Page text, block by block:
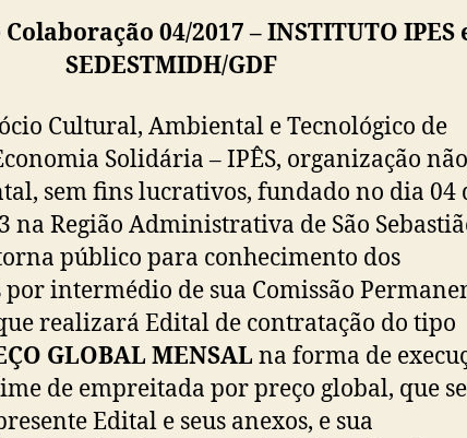
04/2017 – INSTITUTO IPES
SEDESTMIDH/GDF
Cultural, Ambiental e Tecnológico de
Solidária – IPÊS, organização não
sem fins lucrativos, fundado no dia 04
na Região Administrativa de São
público para conhecimento dos
por intermédio de sua Comissão
realizará Edital de contratação do tipo
GLOBAL MENSAL na forma de
de empreitada por preço global, que
Edital e seus anexos, e sua